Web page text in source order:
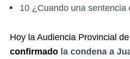
10 ¿Cuando una sentencia
Hoy la Audiencia Provincial
confirmado la condena a